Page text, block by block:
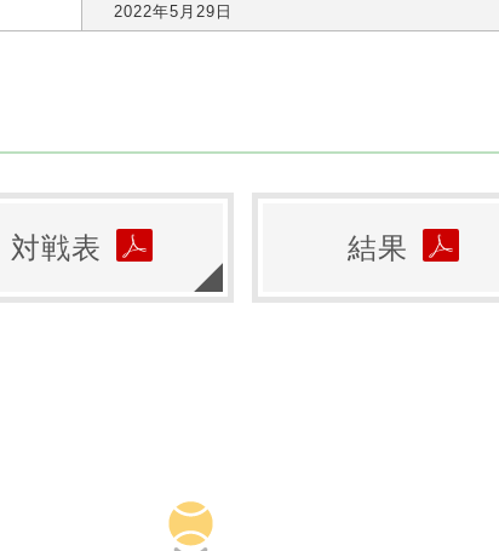
2022年5月29日
対戦表 結果